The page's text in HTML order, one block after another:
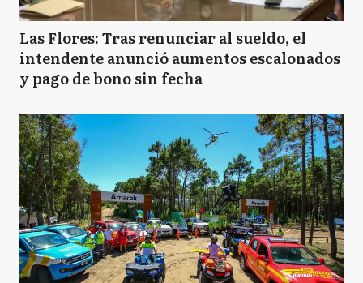
Las Flores: Tras renunciar al sueldo, el
intendente anunció aumentos escalonados
y pago de bono sin fecha